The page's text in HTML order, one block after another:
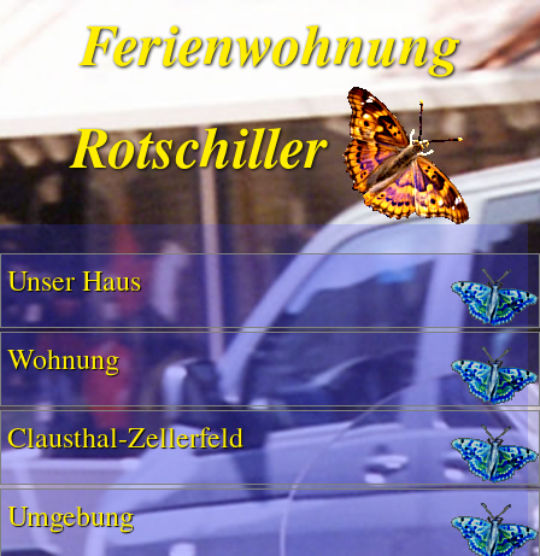
Ferienwohnung
Rotschiller
Unser Haus
Wohnung
Clausthal-Zellerfeld
Umgebung